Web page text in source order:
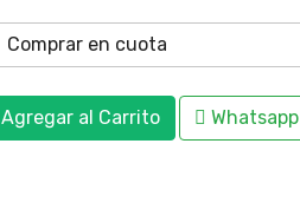
Comprar en cuota
Agregar al Carrito Whatsapp